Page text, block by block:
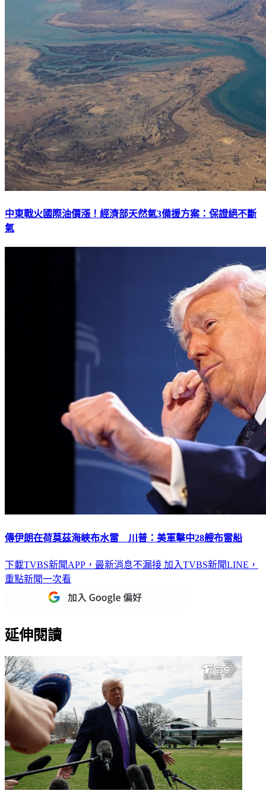
中東戰火國際油價漲！經濟部天然氣3備援方案：保證絕不斷
氣
傳伊朗在荷莫茲海峽布水雷 川普：美軍擊中28艘布雷船
下載TVBS新聞APP，最新消息不漏接 加入TVBS新聞LINE，
重點新聞一次看
延伸閱讀